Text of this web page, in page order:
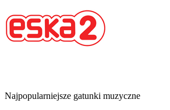
Najpopularniejsze gatunki muzyczne